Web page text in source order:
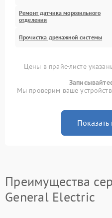
Ремонт датчика морозильного
отделения
Прочистка дренажной системы
Цены в прайс-листе
Мы проверим ваше
Показать
Преимущества
General Electric